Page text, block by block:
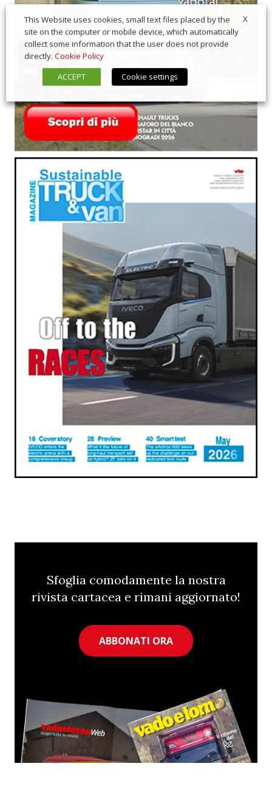
Sfoglia comodamente la nostra
rivista cartacea e rimani aggiornato!
ABBONATI ORA
X
This Website uses cookies, small text files placed by the
site on the computer or mobile device, which automatically
collect some information that the user does not provide
directly. Cookie Policy
ACCEPT
Cookie settings